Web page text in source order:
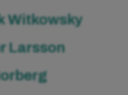
Witkowsky
Larsson